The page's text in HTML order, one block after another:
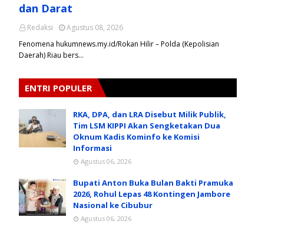
dan Darat
Redaksi
Agustus 08, 2026
Fenomena hukumnews.my.id/Rokan Hilir – Polda (Kepolisian
Daerah) Riau bers…
ENTRI POPULER
RKA, DPA, dan LRA Disebut Milik Publik,
Tim LSM KIPPI Akan Sengketakan Dua
Oknum Kadis Kominfo ke Komisi
Informasi
Agustus 06, 2026
Bupati Anton Buka Bulan Bakti Pramuka
2026, Rohul Lepas 48 Kontingen Jambore
Nasional ke Cibubur
Agustus 06, 2026